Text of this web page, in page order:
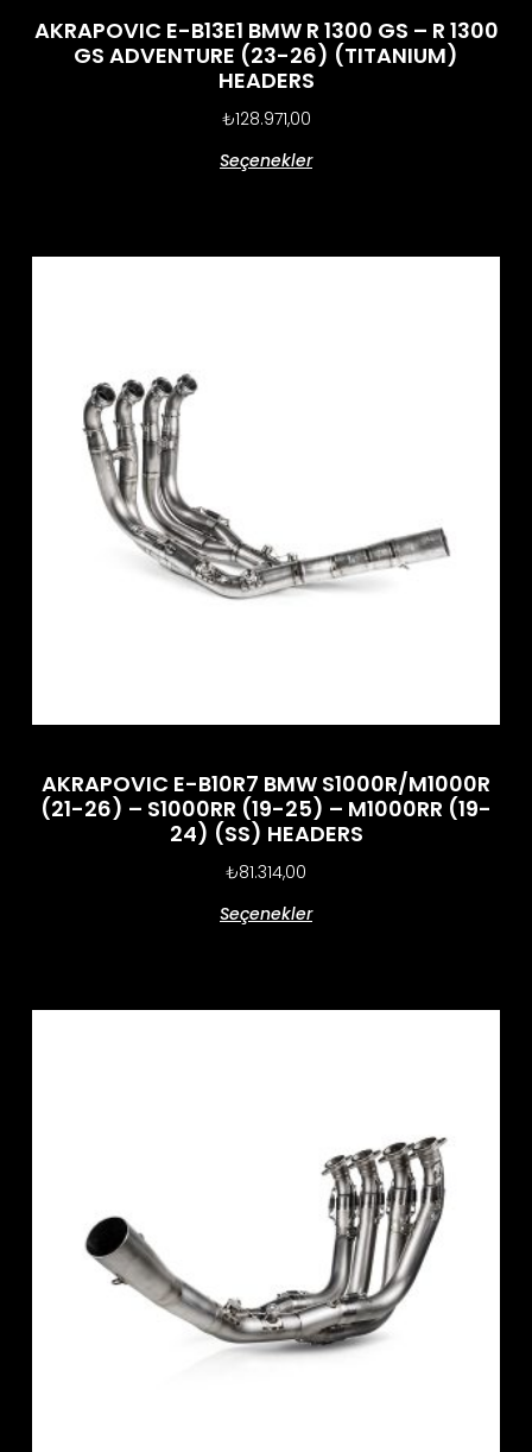
AKRAPOVIC E-B13E1 BMW R 1300 GS – R 1300
GS ADVENTURE (23-26) (TITANIUM)
HEADERS
₺128.971,00
Seçenekler
AKRAPOVIC E-B10R7 BMW S1000R/M1000R
(21-26) – S1000RR (19-25) – M1000RR (19-
24) (SS) HEADERS
₺81.314,00
Seçenekler